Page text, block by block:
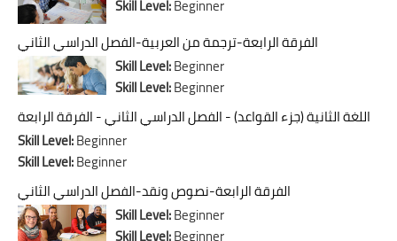
Skill Level:Beginner
الفرقة الرابعة-ترجمة من العربية-الفصل الدراسي الثاني
Skill Level:Beginner
Skill Level:Beginner
اللغة الثانية (جزء القواعد) - الفصل الدراسي الثاني - الفرقة الرابعة
Skill Level:Beginner
Skill Level:Beginner
الفرقة الرابعة-نصوص ونقد-الفصل الدراسي الثاني
Skill Level:Beginner